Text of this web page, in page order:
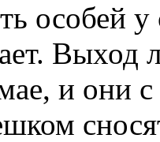
особей
и они